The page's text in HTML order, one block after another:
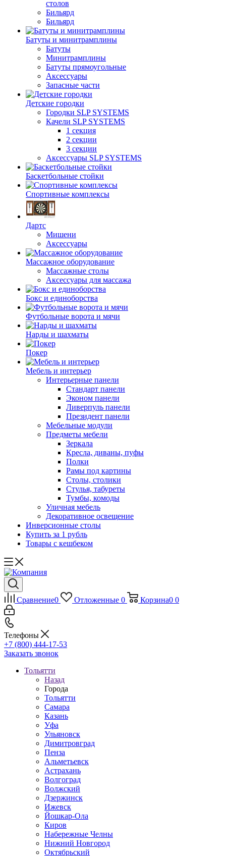
столов
Бильяpд
Бильяpд
Батуты и минитрамплины
Батуты
Минитрамплины
Батуты прямоугольные
Аксессуары
Запасные части
Детские городки
Городки SLP SYSTEMS
Качели SLP SYSTEMS
1 секция
2 секции
3 секции
Аксессуары SLP SYSTEMS
Баскетбольные стойки
Спортивные комплексы
Дартс
Мишени
Аксессуары
Массажное оборудование
Массажные столы
Аксессуары для массажа
Бокс и единоборства
Футбольные ворота и мячи
Нарды и шахматы
Покер
Мебель и интерьер
Интерьерные панели
Стандарт панели
Эконом панели
Ливерпуль панели
Президент панели
Мебельные модули
Предметы мебели
Зеркала
Кресла, диваны, пуфы
Полки
Рамы под картины
Столы, столики
Стулья, табуреты
Тумбы, комоды
Уличная мебель
Декоративное освещение
Инверсионные столы
Купить за 1 рубль
Товары с кешбеком
Сравнение0 Отложенные 0 Корзина0 0
Телефоны
+7 (800) 444-17-53
Заказать звонок
Тольятти
Назад
Города
Тольятти
Самара
Казань
Уфа
Ульяновск
Димитровград
Пенза
Альметьевск
Астрахань
Волгоград
Волжский
Дзержинск
Ижевск
Йошкар-Ола
Киров
Набережные Челны
Нижний Новгород
Октябрьский